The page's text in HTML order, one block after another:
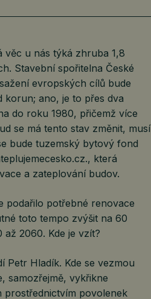
věc u nás týká zhruba 1,8
Stavební spořitelna České
evropských cílů bude
korun; ano, je to přes dva
do roku 1980, přičemž více
se má tento stav změnit, musí
bude tuzemský bytový fond
která
a zateplování budov.
podařilo potřebné renovace
toto tempo zvýšit na 60
2060. Kde je vzít?
Petr Hladík. Kde se vezmou
samozřejmě, vykřikne
prostřednictvím povolenek